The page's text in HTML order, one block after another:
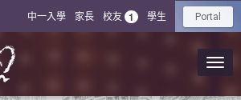
中一入學 家長 校友 1 學生 Portal